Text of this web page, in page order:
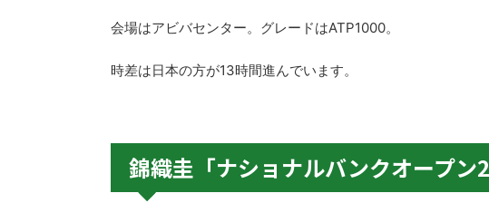
会場はアビバセンター。グレードはATP1000。
時差は日本の方が13時間進んでいます。
錦織圭「ナショナルバンクオープ